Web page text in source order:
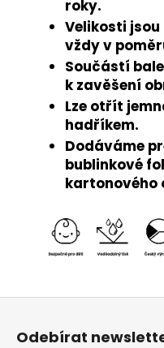
roky.
Velikosti jsou
vždy v
Součástí
k zavěšení
Lze otřít
hadříkem.
Dodáváme
bublinkové
kartonového
Z
Odebírat